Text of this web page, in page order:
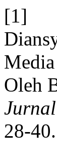
[1]
Oleh
28-